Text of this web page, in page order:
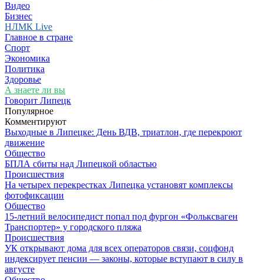
Видео
Бизнес
НЛМК Live
Главное в стране
Спорт
Экономика
Политика
Здоровье
А знаете ли вы
Говорит Липецк
Популярное
Комментируют
Выходные в Липецке: День ВДВ, триатлон, где перекроют
движение
Общество
БПЛА сбиты над Липецкой областью
Происшествия
На четырех перекрестках Липецка установят комплексы
фотофиксации
Общество
15-летний велосипедист попал под фургон «Фольксваген
Транспортер» у городского пляжа
Происшествия
УК открывают дома для всех операторов связи, соцфонд
индексирует пенсии — законы, которые вступают в силу в
августе